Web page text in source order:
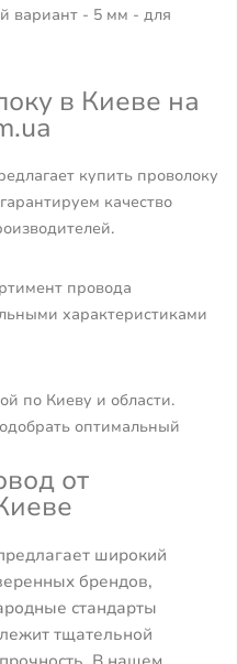
вариант - 5 мм - для
в Киеве на
купить проволоку
качество
провода
характеристиками
по Киеву и области.
оптимальный
от
широкий
брендов,
стандарты
тщательной